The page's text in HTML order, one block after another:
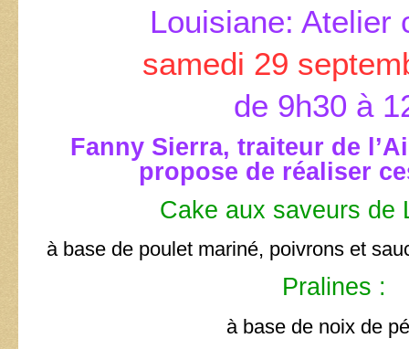
Louisiane: Atelier
samedi 29
de 9h30 à
Fanny Sierra, traiteur de
propose de réaliser
Cake aux saveurs de
à base de poulet mariné, poivrons et
Pralines :
à base de noix de